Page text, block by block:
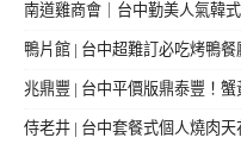
南道雞商會｜台中勤美人氣韓
鴨片館 | 台中超難訂必吃烤鴨
兆鼎豐 | 台中平價版鼎泰豐！
侍老井 | 台中套餐式個人燒肉